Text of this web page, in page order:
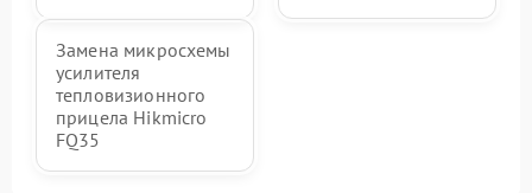
Замена микросхемы
усилителя
тепловизионного
прицела Hikmicro
FQ35